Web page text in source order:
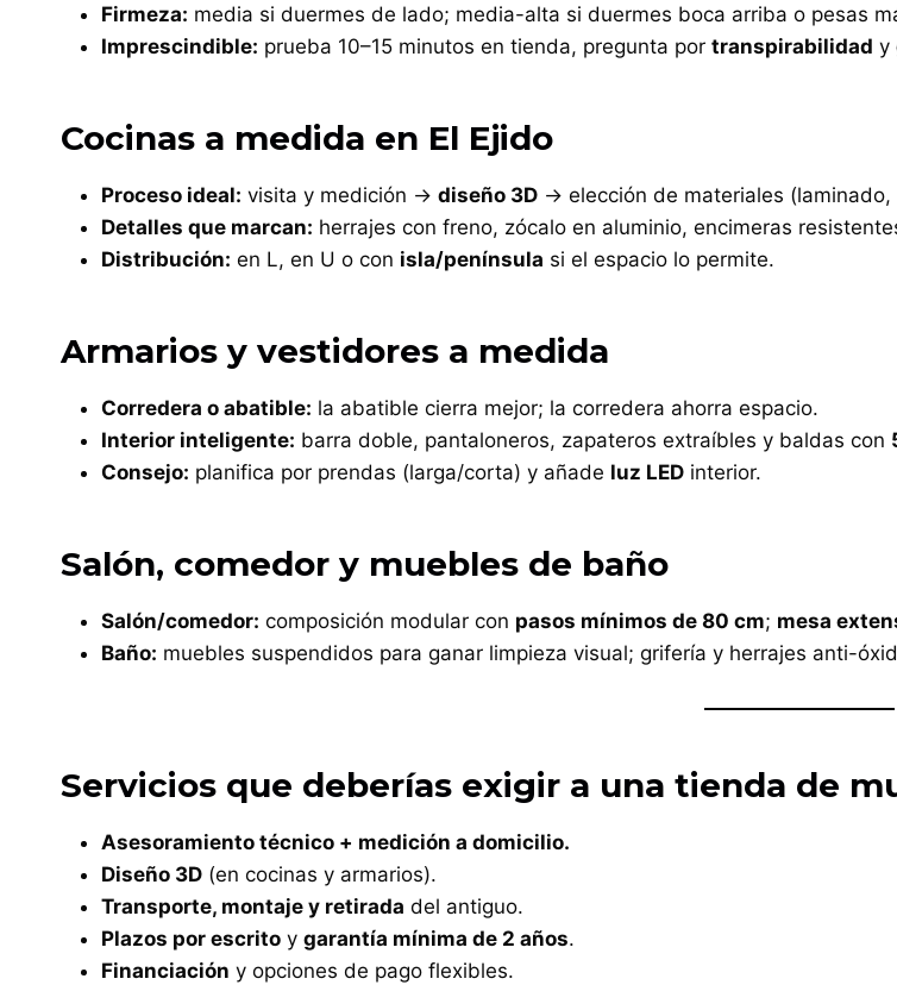
Firmeza: media si duermes de lado; media-alta si duermes boca arriba o pesas
Imprescindible: prueba 10–15 minutos en tienda, pregunta por transpirabilidad y
Cocinas a medida en El Ejido
Proceso ideal: visita y medición → diseño 3D → elección de materiales
Detalles que marcan: herrajes con freno, zócalo en aluminio, encimeras
Distribución: en L, en U o con isla/península si el espacio lo permite.
Armarios y vestidores a medida
Corredera o abatible: la abatible cierra mejor; la corredera ahorra espacio.
Interior inteligente: barra doble, pantaloneros, zapateros extraíbles y baldas con
Consejo: planifica por prendas (larga/corta) y añade luz LED interior.
Salón, comedor y muebles de baño
Salón/comedor: composición modular con pasos mínimos de 80 cm; mesa
Baño: muebles suspendidos para ganar limpieza visual; grifería y herrajes anti-
Servicios que deberías exigir a una tienda de
Asesoramiento técnico + medición a domicilio.
Diseño 3D (en cocinas y armarios).
Transporte, montaje y retirada del antiguo.
Plazos por escrito y garantía mínima de 2 años.
Financiación y opciones de pago flexibles.